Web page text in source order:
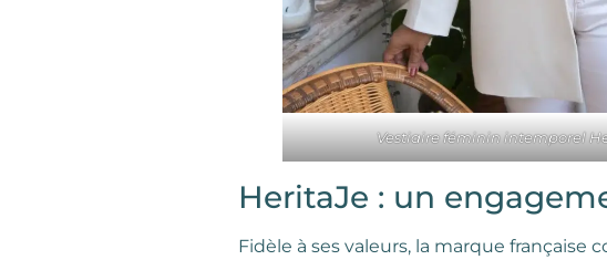
Vestiaire féminin intemporel
HeritaJe : un
Fidèle à ses valeurs, la marque française